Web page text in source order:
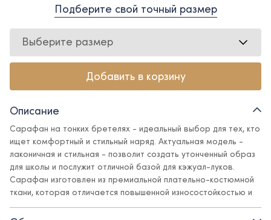
Подберите свой точный размер
Выберите размер
Добавить в корзину
Описание
Сарафан на тонких бретелях - идеальный выбор для тех, кто
ищет комфортный и стильный наряд. Актуальная модель -
лаконичная и стильная - позволит создать утонченный образ
для школы и послужит отличной базой для кэжуал-луков.
Сарафан изготовлен из премиальной плательно-костюмной
ткани, которая отличается повышенной износостойкостью и
идеальна для частой носки. Благодаря универсальному
дизайну сарафан можно легко комбинировать с различными